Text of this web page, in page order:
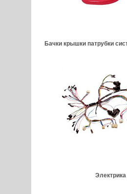
Бачки крышки патрубки
Электрика